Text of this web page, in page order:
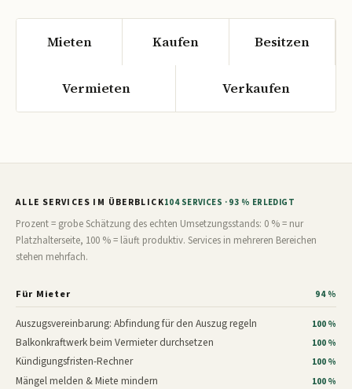
Mieten Kaufen Besitzen
Vermieten Verkaufen
ALLE SERVICES IM ÜBERBLICK104 SERVICES · 93 % ERLEDIGT
Prozent = grobe Schätzung des echten Umsetzungsstands: 0 % = nur
Platzhalterseite, 100 % = läuft produktiv. Services in mehreren Bereichen
stehen mehrfach.
Für Mieter 94 %
Auszugsvereinbarung: Abfindung für den Auszug regeln 100 %
Balkonkraftwerk beim Vermieter durchsetzen 100 %
Kündigungsfristen-Rechner 100 %
Mängel melden & Miete mindern 100 %